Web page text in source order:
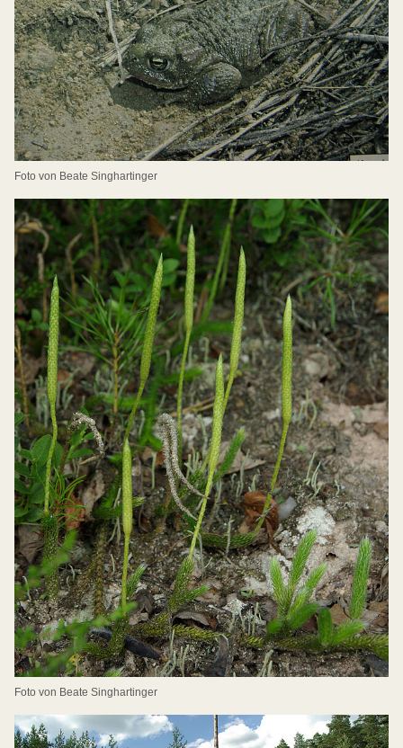
Foto von Beate Singhartinger
Foto von Beate Singhartinger